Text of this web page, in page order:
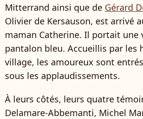
Mitterrand ainsi que de Gérard
Olivier de Kersauson, est arrivé
maman Catherine. Il portait une
pantalon bleu. Accueillis par les
village, les amoureux sont
sous les applaudissements.
À leurs côtés, leurs quatre
Delamare-Abbemanti, Michel